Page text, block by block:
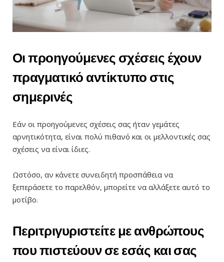
Οι προηγούμενες σχέσεις έχουν
πραγματικό αντίκτυπο στις
σημερινές
Εάν οι προηγούμενες σχέσεις σας ήταν γεμάτες
αρνητικότητα, είναι πολύ πιθανό και οι μελλοντικές σας
σχέσεις να είναι ίδιες.
Ωστόσο, αν κάνετε συνειδητή προσπάθεια να
ξεπεράσετε το παρελθόν, μπορείτε να αλλάξετε αυτό το
μοτίβο.
Περιτριγυριστείτε με ανθρώπους
που πιστεύουν σε εσάς και σας